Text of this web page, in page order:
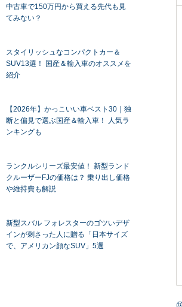
中古車で150万円から買える先代も見
てみない？
スタイリッシュなコンパクトカー＆
SUV13選！ 国産＆輸入車のオススメを
紹介
【2026年】かっこいい車ベスト30｜独
断と偏見で選ぶ国産＆輸入車！ 人気ラ
ンキングも
ランクルシリーズ最安値！ 新型ランド
クルーザーFJの価格は？ 乗り出し価格
や維持費も解説
新型スバル フォレスターのゴツいデザ
インが刺さった人に贈る「日本サイズ
で、アメリカン顔なSUV」5選